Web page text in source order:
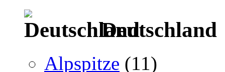
Deutschland
Alpspitze (11)